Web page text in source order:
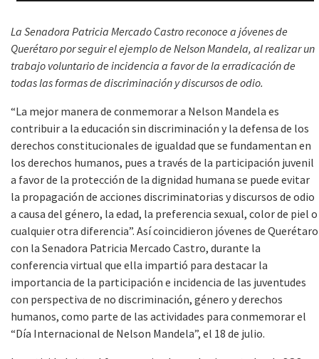
La Senadora Patricia Mercado Castro reconoce a jóvenes de
Querétaro por seguir el ejemplo de Nelson Mandela, al realizar un
trabajo voluntario de incidencia a favor de la erradicación de
todas las formas de discriminación y discursos de odio.
“La mejor manera de conmemorar a Nelson Mandela es
contribuir a la educación sin discriminación y la defensa de los
derechos constitucionales de igualdad que se fundamentan en
los derechos humanos, pues a través de la participación juvenil
a favor de la protección de la dignidad humana se puede evitar
la propagación de acciones discriminatorias y discursos de odio
a causa del género, la edad, la preferencia sexual, color de piel o
cualquier otra diferencia”. Así coincidieron jóvenes de Querétaro
con la Senadora Patricia Mercado Castro, durante la
conferencia virtual que ella impartió para destacar la
importancia de la participación e incidencia de las juventudes
con perspectiva de no discriminación, género y derechos
humanos, como parte de las actividades para conmemorar el
“Día Internacional de Nelson Mandela”, el 18 de julio.